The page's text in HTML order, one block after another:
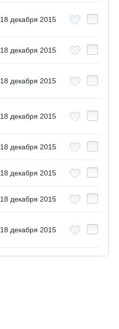
18 декабря 2015
18 декабря 2015
18 декабря 2015
18 декабря 2015
18 декабря 2015
18 декабря 2015
18 декабря 2015
18 декабря 2015